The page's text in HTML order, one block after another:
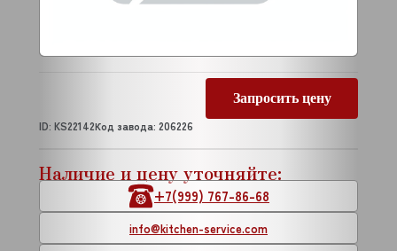
Запросить цену
ID: KS22142Код завода: 206226
Наличие и цену уточняйте:
+7(999) 767-86-68
info@kitchen-service.com